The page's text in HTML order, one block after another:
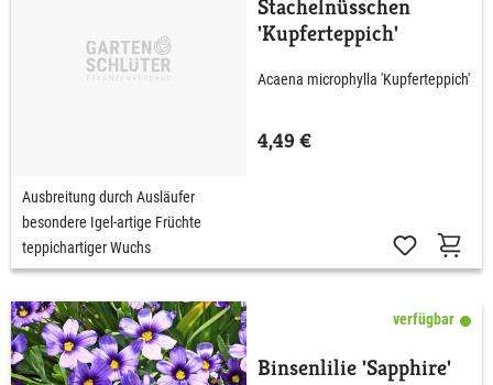
Stachelnüsschen
'Kupferteppich'
Acaena microphylla 'Kupferteppich'
4,49 €
Ausbreitung durch Ausläufer
besondere Igel-artige Früchte
teppichartiger Wuchs
verfügbar
Binsenlilie 'Sapphire'